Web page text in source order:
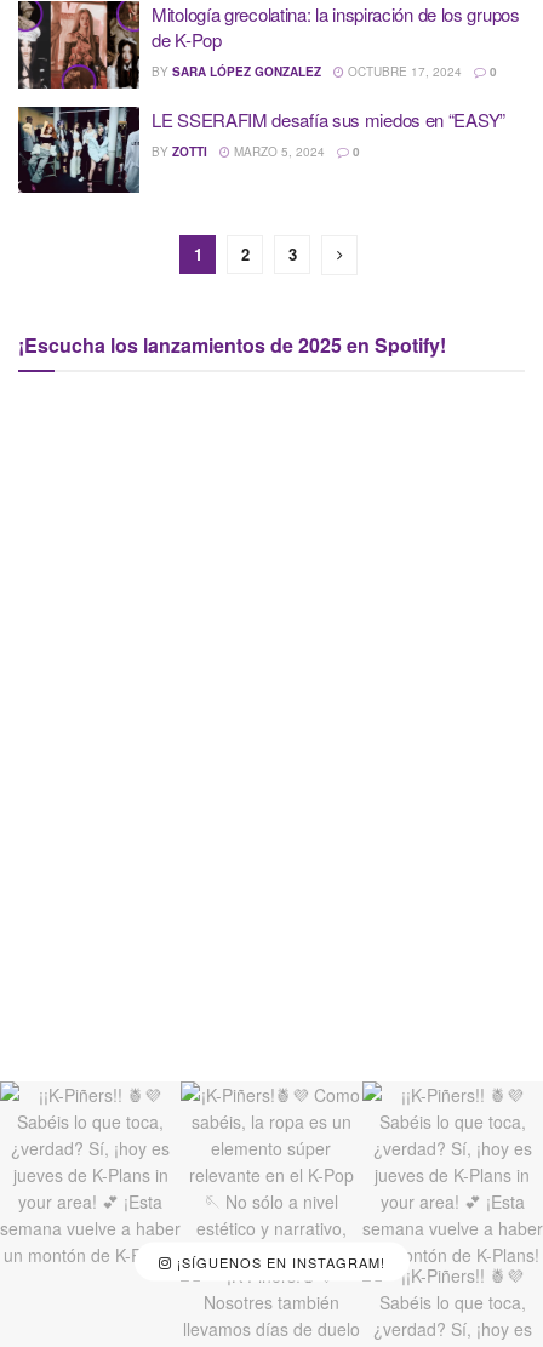
Mitología grecolatina: la inspiración de los grupos
de K-Pop
BY SARA LÓPEZ GONZALEZ OCTUBRE 17, 2024 0
LE SSERAFIM desafía sus miedos en “EASY”
BY ZOTTI MARZO 5, 2024 0
1 2 3
¡Escucha los lanzamientos de 2025 en Spotify!
¡SÍGUENOS EN INSTAGRAM!